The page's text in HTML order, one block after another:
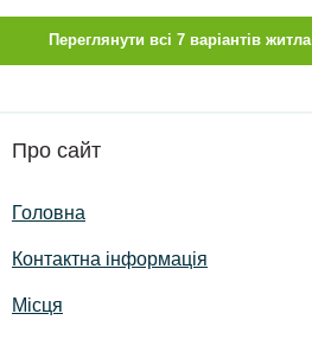
Переглянути всі 7 варіантів житла
Про сайт
Головна
Контактна інформація
Місця